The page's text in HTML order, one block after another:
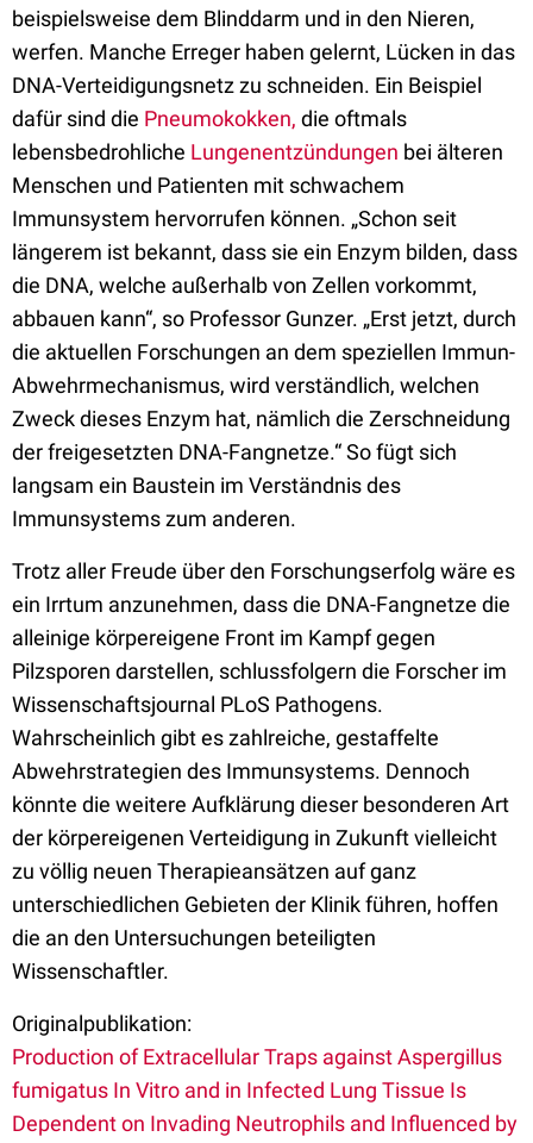
beispielsweise dem Blinddarm und in den Nieren,
werfen. Manche Erreger haben gelernt, Lücken in das
DNA-Verteidigungsnetz zu schneiden. Ein Beispiel
dafür sind die Pneumokokken, die oftmals
lebensbedrohliche Lungenentzündungen bei älteren
Menschen und Patienten mit schwachem
Immunsystem hervorrufen können. „Schon seit
längerem ist bekannt, dass sie ein Enzym bilden, dass
die DNA, welche außerhalb von Zellen vorkommt,
abbauen kann“, so Professor Gunzer. „Erst jetzt, durch
die aktuellen Forschungen an dem speziellen Immun-
Abwehrmechanismus, wird verständlich, welchen
Zweck dieses Enzym hat, nämlich die Zerschneidung
der freigesetzten DNA-Fangnetze.“ So fügt sich
langsam ein Baustein im Verständnis des
Immunsystems zum anderen.
Trotz aller Freude über den Forschungserfolg wäre es
ein Irrtum anzunehmen, dass die DNA-Fangnetze die
alleinige körpereigene Front im Kampf gegen
Pilzsporen darstellen, schlussfolgern die Forscher im
Wissenschaftsjournal PLoS Pathogens.
Wahrscheinlich gibt es zahlreiche, gestaffelte
Abwehrstrategien des Immunsystems. Dennoch
könnte die weitere Aufklärung dieser besonderen Art
der körpereigenen Verteidigung in Zukunft vielleicht
zu völlig neuen Therapieansätzen auf ganz
unterschiedlichen Gebieten der Klinik führen, hoffen
die an den Untersuchungen beteiligten
Wissenschaftler.
Originalpublikation:
Production of Extracellular Traps against Aspergillus
fumigatus In Vitro and in Infected Lung Tissue Is
Dependent on Invading Neutrophils and Influenced by